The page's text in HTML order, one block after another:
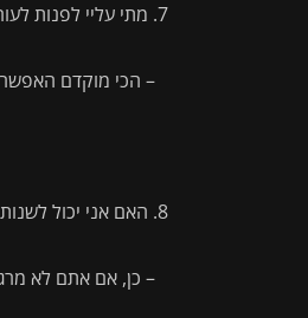
מתי עליי לפנות
– הכי מוקדם
האם אני יכול
– כן, אם אתם לא